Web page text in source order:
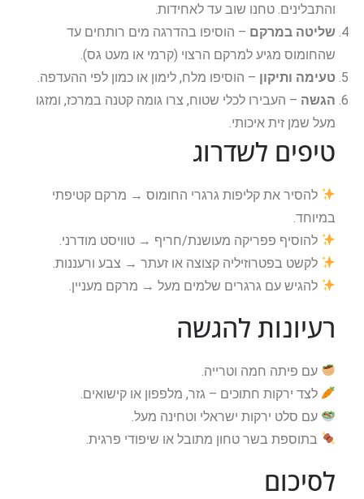
והתבלינים. טחנו שוב עד לאחידות.
שליטה במרקם – הוסיפו בהדרגה מים רותחים עד
שהחומוס מגיע למרקם הרצוי (קרמי או מעט גס).
טעימה ותיקון – הוסיפו מלח, לימון או כמון לפי ההעדפה.
הגשה – העבירו לכלי שטוח, צרו גומה קטנה במרכז, ומזגו
מעל שמן זית איכותי.
טיפים לשדרוג
להסיר את קליפות גרגרי החומוס → מרקם קטיפתי
במיוחד.
להוסיף פפריקה מעושנת/חריף → טוויסט מודרני.
לקשט בפטרוזיליה קצוצה או זעתר → צבע ורעננות.
להגיש עם גרגרים שלמים מעל → מרקם מעניין.
רעיונות להגשה
עם פיתה חמה וטרייה.
לצד ירקות חתוכים – גזר, מלפפון או קישואים.
עם סלט ירקות ישראלי וטחינה מעל.
בתוספת בשר טחון מתובל או שיפודי פרגית.
לסיכום